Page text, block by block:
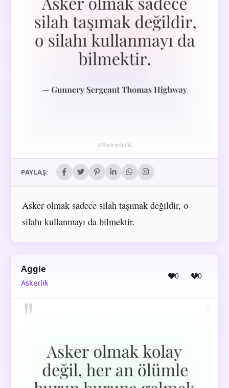
PAYLAŞ:
Asker olmak sadece silah taşımak değildir, o
silahı kullanmayı da bilmektir.
Aggie
Askerlik
0 0